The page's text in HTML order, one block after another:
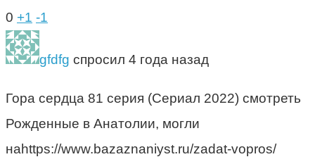
0 +1 -1
gfdfg спросил 4 года назад
Гора сердца 81 серия (Сериал 2022) смотреть
Рожденные в Анатолии, могли
наhttps://www.bazaznaniyst.ru/zadat-vopros/